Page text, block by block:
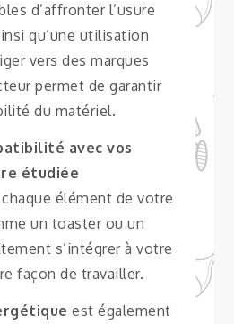
d’affronter l’usure
qu’une utilisation
vers des marques
permet de garantir
du matériel.
avec vos
étudiée
chaque élément de votre
un toaster ou un
s’intégrer à votre
façon de travailler.
est également